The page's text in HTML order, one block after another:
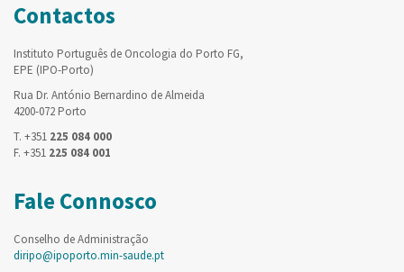
Contactos
Instituto Português de Oncologia do Porto FG,
EPE (IPO-Porto)
Rua Dr. António Bernardino de Almeida
4200-072 Porto
T. +351 225 084 000
F. +351 225 084 001
Fale Connosco
Conselho de Administração
diripo@ipoporto.min-saude.pt